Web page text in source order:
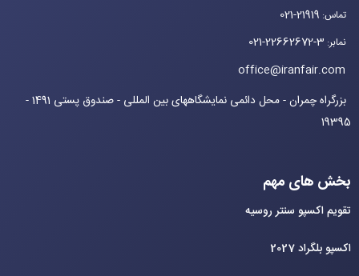
تماس:
021-21919
نمابر:
021-22662672-3
office@iranfair.com
بزرگراه چمران - محل دائمی نمایشگاههای بین المللی - صندوق پستی 1491 -
19395
بخش های مهم
تقویم اکسپو سنتر روسیه
اکسپو بلگراد 2027